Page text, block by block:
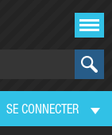
SE CONNECTER